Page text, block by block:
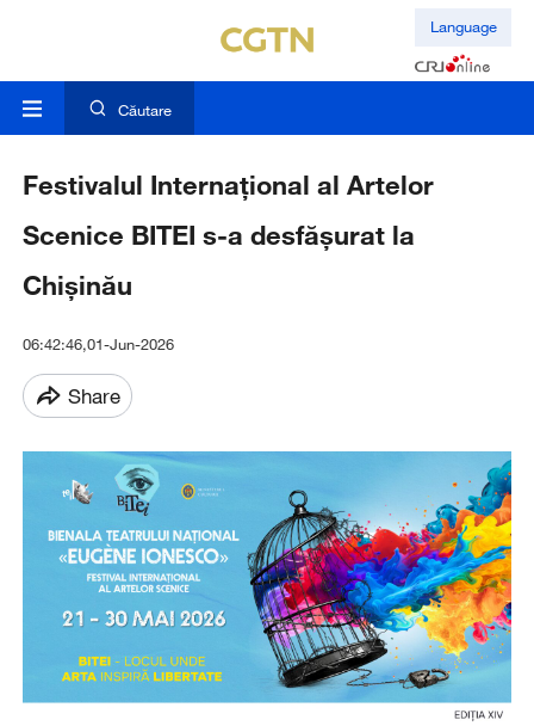
Language
Căutare
Festivalul Internațional al Artelor
Scenice BITEI s-a desfășurat la
Chișinău
06:42:46,01-Jun-2026
Share